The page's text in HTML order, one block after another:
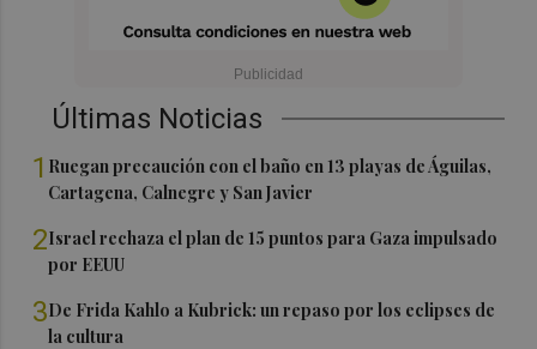
Últimas Noticias
1 Ruegan precaución con el baño en 13 playas de Águilas,
Cartagena, Calnegre y San Javier
2Israel rechaza el plan de 15 puntos para Gaza impulsado
por EEUU
3De Frida Kahlo a Kubrick: un repaso por los eclipses de
la cultura